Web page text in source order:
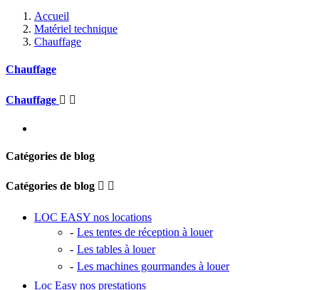
Accueil
Matériel technique
Chauffage
Chauffage
Chauffage  
Catégories de blog
Catégories de blog  
LOC EASY nos locations
Les tentes de réception à louer
Les tables à louer
Les machines gourmandes à louer
Loc Easy nos prestations